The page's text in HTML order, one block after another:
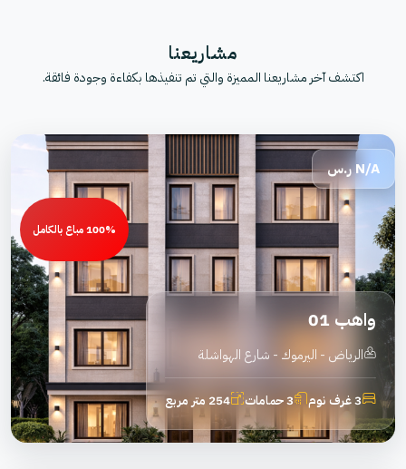
مشاريعنا
اكتشف آخر مشاريعنا المميزة والتي تم تنفيذها بكفاءة وجودة فائقة.
N/Aر.س
100% مباع بالكامل
واهب 01
الرياض - اليرموك - شارع الهواشلة
3 غرف نوم 3 حمامات 254 متر مربع